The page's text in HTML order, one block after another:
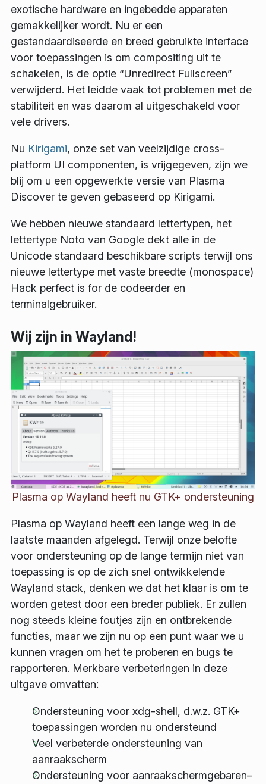
exotische hardware en ingebedde apparaten
gemakkelijker wordt. Nu er een
gestandaardiseerde en breed gebruikte interface
voor toepassingen is om compositing uit te
schakelen, is de optie “Unredirect Fullscreen”
verwijderd. Het leidde vaak tot problemen met de
stabiliteit en was daarom al uitgeschakeld voor
vele drivers.
Nu Kirigami, onze set van veelzijdige cross-
platform UI componenten, is vrijgegeven, zijn we
blij om u een opgewerkte versie van Plasma
Discover te geven gebaseerd op Kirigami.
We hebben nieuwe standaard lettertypen, het
lettertype Noto van Google dekt alle in de
Unicode standaard beschikbare scripts terwijl ons
nieuwe lettertype met vaste breedte (monospace)
Hack perfect is for de codeerder en
terminalgebruiker.
Wij zijn in Wayland!
Plasma op Wayland heeft nu GTK+ ondersteuning
Plasma op Wayland heeft een lange weg in de
laatste maanden afgelegd. Terwijl onze belofte
voor ondersteuning op de lange termijn niet van
toepassing is op de zich snel ontwikkelende
Wayland stack, denken we dat het klaar is om te
worden getest door een breder publiek. Er zullen
nog steeds kleine foutjes zijn en ontbrekende
functies, maar we zijn nu op een punt waar we u
kunnen vragen om het te proberen en bugs te
rapporteren. Merkbare verbeteringen in deze
uitgave omvatten:
Ondersteuning voor xdg-shell, d.w.z. GTK+
toepassingen worden nu ondersteund
Veel verbeterde ondersteuning van
aanraakscherm
Ondersteuning voor aanraakschermgebaren–